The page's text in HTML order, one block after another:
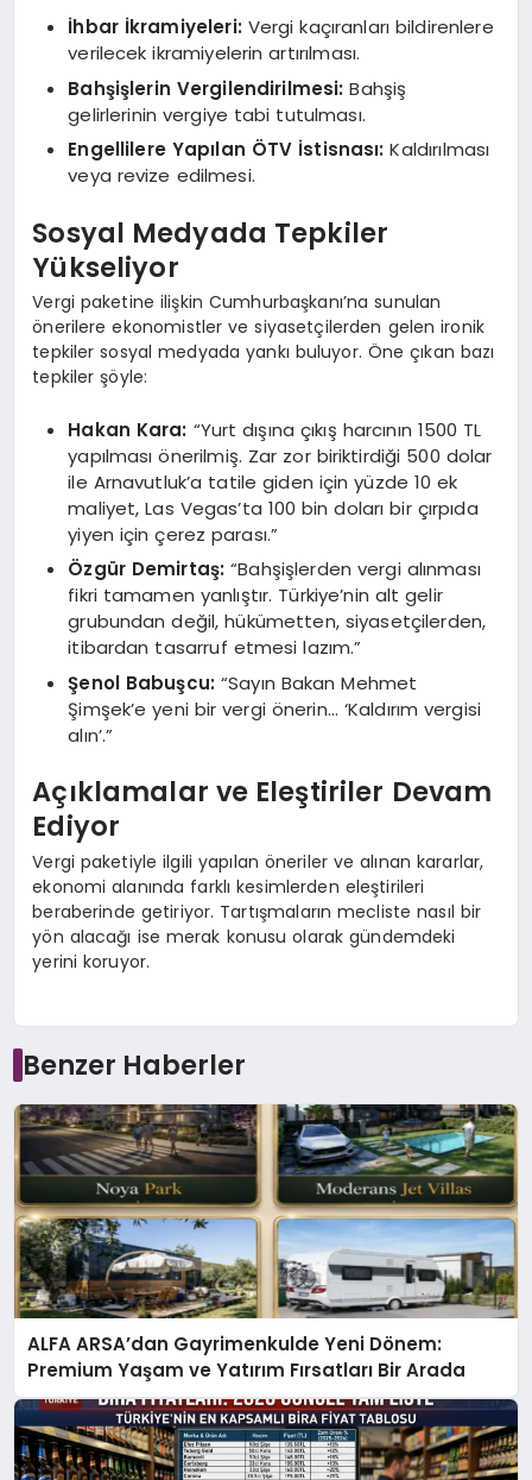
İhbar İkramiyeleri: Vergi kaçıranları bildirenlere
verilecek ikramiyelerin artırılması.
Bahşişlerin Vergilendirilmesi: Bahşiş
gelirlerinin vergiye tabi tutulması.
Engellilere Yapılan ÖTV İstisnası: Kaldırılması
veya revize edilmesi.
Sosyal Medyada Tepkiler
Yükseliyor
Vergi paketine ilişkin Cumhurbaşkanı’na sunulan
önerilere ekonomistler ve siyasetçilerden gelen ironik
tepkiler sosyal medyada yankı buluyor. Öne çıkan bazı
tepkiler şöyle:
Hakan Kara: “Yurt dışına çıkış harcının 1500 TL
yapılması önerilmiş. Zar zor biriktirdiği 500 dolar
ile Arnavutluk’a tatile giden için yüzde 10 ek
maliyet, Las Vegas’ta 100 bin doları bir çırpıda
yiyen için çerez parası.”
Özgür Demirtaş: “Bahşişlerden vergi alınması
fikri tamamen yanlıştır. Türkiye’nin alt gelir
grubundan değil, hükümetten, siyasetçilerden,
itibardan tasarruf etmesi lazım.”
Şenol Babuşcu: “Sayın Bakan Mehmet
Şimşek’e yeni bir vergi önerin… ‘Kaldırım vergisi
alın’.”
Açıklamalar ve Eleştiriler Devam
Ediyor
Vergi paketiyle ilgili yapılan öneriler ve alınan kararlar,
ekonomi alanında farklı kesimlerden eleştirileri
beraberinde getiriyor. Tartışmaların mecliste nasıl bir
yön alacağı ise merak konusu olarak gündemdeki
yerini koruyor.
Benzer Haberler
ALFA ARSA’dan Gayrimenkulde Yeni Dönem:
Premium Yaşam ve Yatırım Fırsatları Bir Arada